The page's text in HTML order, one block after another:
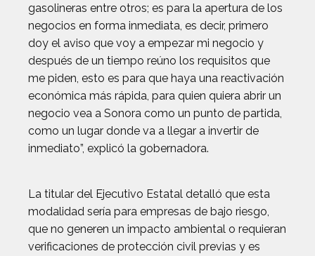
gasolineras entre otros; es para la apertura de los
negocios en forma inmediata, es decir, primero
doy el aviso que voy a empezar mi negocio y
después de un tiempo reúno los requisitos que
me piden, esto es para que haya una reactivación
económica más rápida, para quien quiera abrir un
negocio vea a Sonora como un punto de partida,
como un lugar donde va a llegar a invertir de
inmediato”, explicó la gobernadora.
La titular del Ejecutivo Estatal detalló que esta
modalidad sería para empresas de bajo riesgo,
que no generen un impacto ambiental o requieran
verificaciones de protección civil previas y es